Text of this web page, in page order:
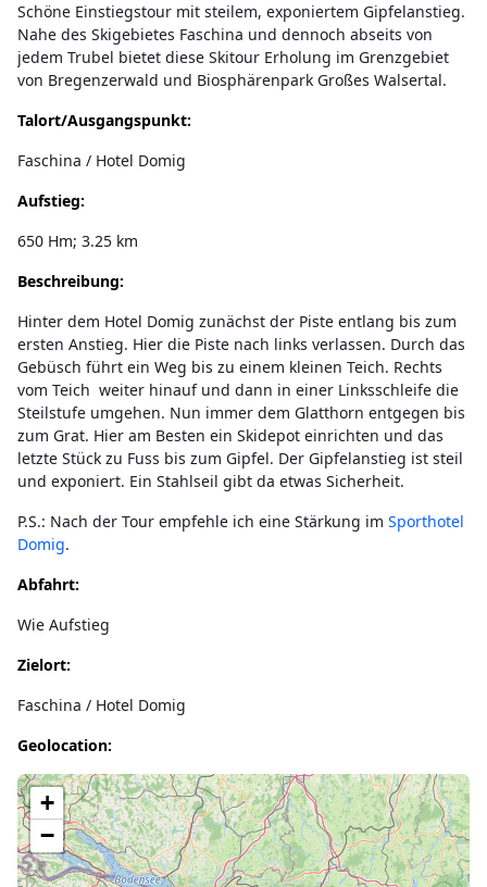
Schöne Einstiegstour mit steilem, exponiertem Gipfelanstieg.
Nahe des Skigebietes Faschina und dennoch abseits von
jedem Trubel bietet diese Skitour Erholung im Grenzgebiet
von Bregenzerwald und Biosphärenpark Großes Walsertal.
Talort/Ausgangspunkt:
Faschina / Hotel Domig
Aufstieg:
650 Hm; 3.25 km
Beschreibung:
Hinter dem Hotel Domig zunächst der Piste entlang bis zum
ersten Anstieg. Hier die Piste nach links verlassen. Durch das
Gebüsch führt ein Weg bis zu einem kleinen Teich. Rechts
vom Teich weiter hinauf und dann in einer Linksschleife die
Steilstufe umgehen. Nun immer dem Glatthorn entgegen bis
zum Grat. Hier am Besten ein Skidepot einrichten und das
letzte Stück zu Fuss bis zum Gipfel. Der Gipfelanstieg ist steil
und exponiert. Ein Stahlseil gibt da etwas Sicherheit.
P.S.: Nach der Tour empfehle ich eine Stärkung im Sporthotel
Domig.
Abfahrt:
Wie Aufstieg
Zielort:
Faschina / Hotel Domig
Geolocation:
Lade Karte...
+
−